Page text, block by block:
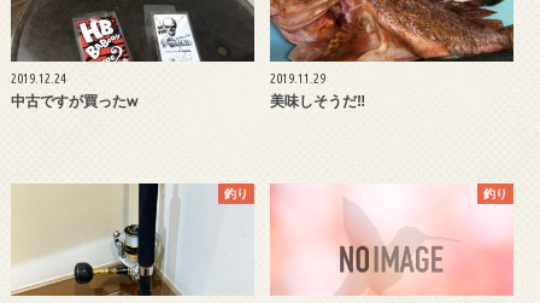
2019.12.24
中古ですが買ったw
2019.11.29
美味しそうだ‼︎
釣り 釣り